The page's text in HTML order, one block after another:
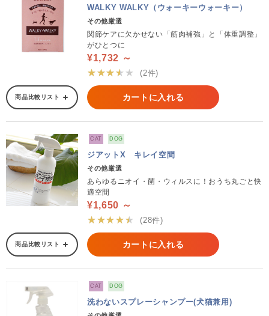
WALKY WALKY（ウォーキーウォーキー）
その他厳選
関節ケアに欠かせない「筋肉補強」と「体重調整」
がひとつに
¥1,732 ～
★★★★★
(2件)
商品比較リスト カートに入れる
CAT DOG
ジアットX キレイ空間
その他厳選
あらゆるニオイ・菌・ウィルスに！おうち丸ごと快
適空間
¥1,650 ～
★★★★★
(28件)
商品比較リスト カートに入れる
CAT DOG
洗わないスプレーシャンプー(犬猫兼用)